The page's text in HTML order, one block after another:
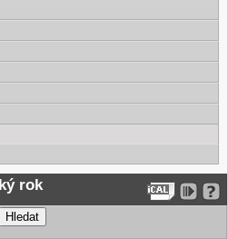
rok